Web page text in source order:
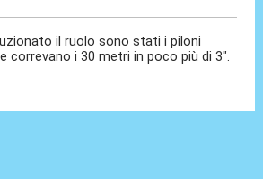
il ruolo sono stati i piloni
correvano i 30 metri in poco più di 3".